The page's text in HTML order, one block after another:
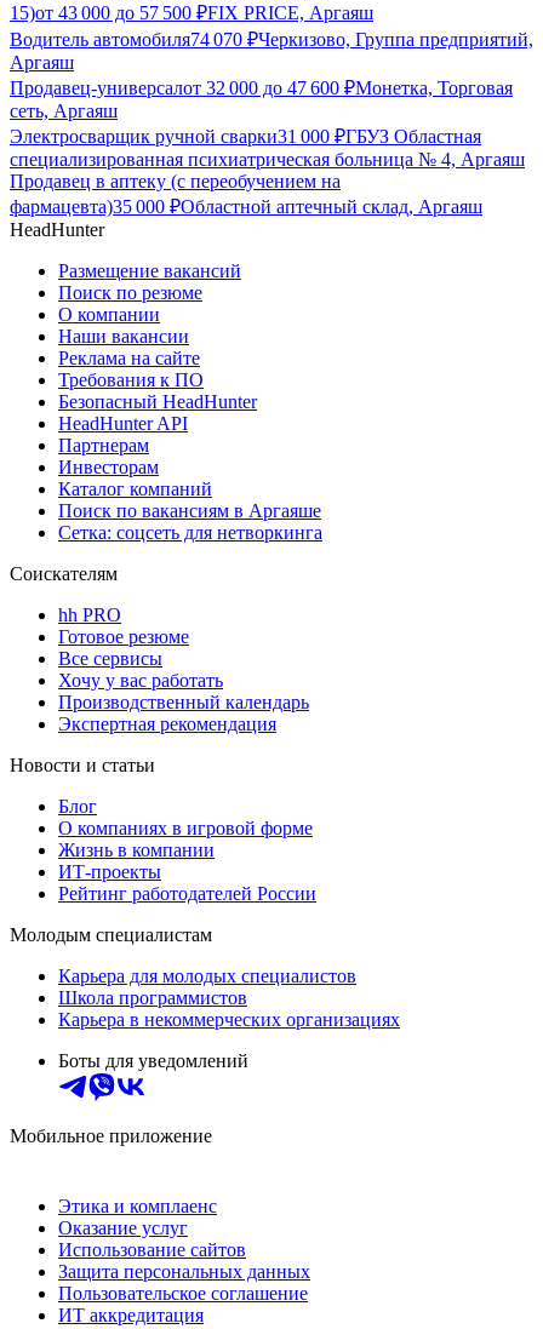
15)от 43 000 до 57 500 ₽FIX PRICE, Аргаяш
Водитель автомобиля74 070 ₽Черкизово, Группа предприятий,
Аргаяш
Продавец-универсалот 32 000 до 47 600 ₽Монетка, Торговая
сеть, Аргаяш
Электросварщик ручной сварки31 000 ₽ГБУЗ Областная
специализированная психиатрическая больница № 4, Аргаяш
Продавец в аптеку (с переобучением на
фармацевта)35 000 ₽Областной аптечный склад, Аргаяш
HeadHunter
Размещение вакансий
Поиск по резюме
О компании
Наши вакансии
Реклама на сайте
Требования к ПО
Безопасный HeadHunter
HeadHunter API
Партнерам
Инвесторам
Каталог компаний
Поиск по вакансиям в Аргаяше
Сетка: соцсеть для нетворкинга
Соискателям
hh PRO
Готовое резюме
Все сервисы
Хочу у вас работать
Производственный календарь
Экспертная рекомендация
Новости и статьи
Блог
О компаниях в игровой форме
Жизнь в компании
ИТ-проекты
Рейтинг работодателей России
Молодым специалистам
Карьера для молодых специалистов
Школа программистов
Карьера в некоммерческих организациях
Боты для уведомлений
Мобильное приложение
Этика и комплаенс
Оказание услуг
Использование сайтов
Защита персональных данных
Пользовательское соглашение
ИТ аккредитация